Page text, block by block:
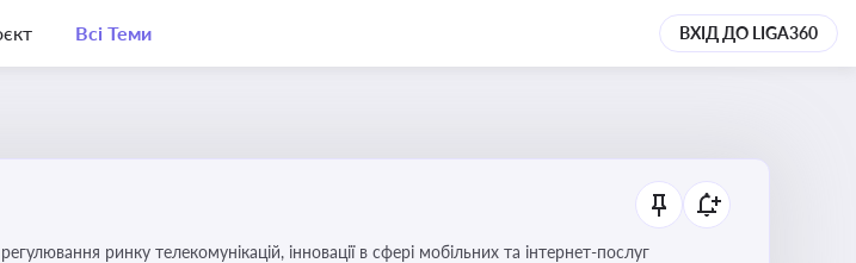
Всі Теми ВХІД ДО LIGA360
ринку телекомунікацій, інновації в сфері мобільних та інтернет-послуг